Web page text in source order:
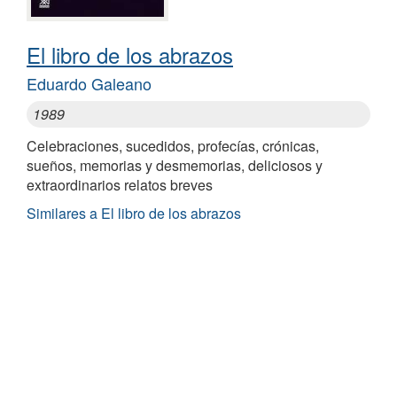
El libro de los abrazos
Eduardo Galeano
1989
Celebraciones, sucedidos, profecías, crónicas,
sueños, memorias y desmemorias, deliciosos y
extraordinarios relatos breves
Similares a El libro de los abrazos